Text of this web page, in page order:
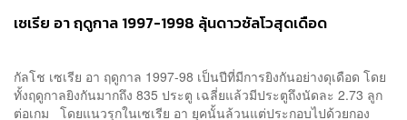
เซเรีย อา ฤดูกาล 1997-1998 ลุ้นดาวซัลโวสุดเดือด
กัลโช เซเรีย อา ฤดูกาล 1997-98 เป็นปีที่มีการยิงกันอย่างดุเดือด โดย
ทั้งฤดูกาลยิงกันมากถึง 835 ประตู เฉลี่ยแล้วมีประตูถึงนัดละ 2.73 ลูก
ต่อเกม โดยแนวรุกในเซเรีย อา ยุคนั้นล้วนแต่ประกอบไปด้วยกอง